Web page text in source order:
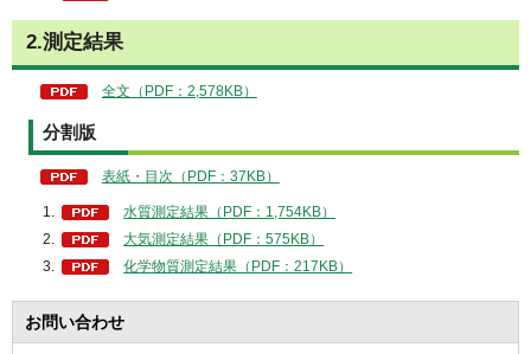
2.測定結果
全文（PDF：2,578KB）
分割版
表紙・目次（PDF：37KB）
水質測定結果（PDF：1,754KB）
大気測定結果（PDF：575KB）
化学物質測定結果（PDF：217KB）
お問い合わせ